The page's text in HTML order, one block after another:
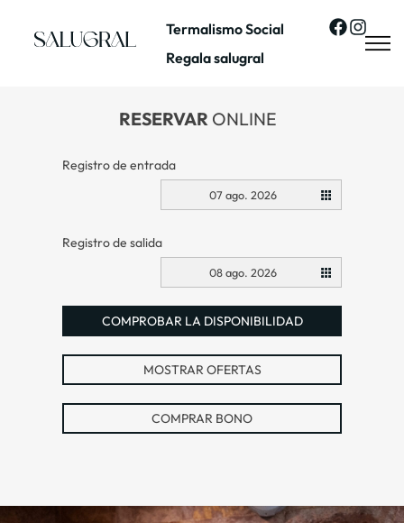
Termalismo Social
Regala salugral
RESERVARONLINE
Registro de entrada
07 ago. 2026
Registro de salida
08 ago. 2026
COMPROBAR LA DISPONIBILIDAD
MOSTRAR OFERTAS
COMPRAR BONO